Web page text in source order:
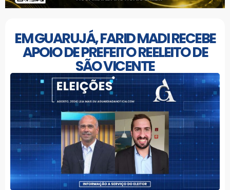
EM GUARUJÁ, FARID MADI RECEBE
APOIO DE PREFEITO REELEITO DE
SÃO VICENTE